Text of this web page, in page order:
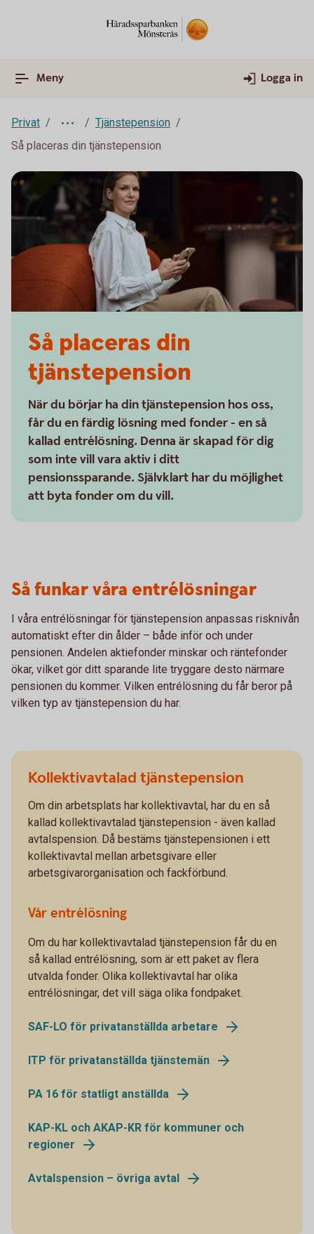
Meny Logga in
Privat
Tjänstepension
Så placeras din tjänstepension
Så placeras din
tjänstepension
När du börjar ha din tjänstepension hos oss,
får du en färdig lösning med fonder - en så
kallad entrélösning. Denna är skapad för dig
som inte vill vara aktiv i ditt
pensionssparande. Självklart har du möjlighet
att byta fonder om du vill.
Så funkar våra entrélösningar
I våra entrélösningar för tjänstepension anpassas risknivån
automatiskt efter din ålder – både inför och under
pensionen. Andelen aktiefonder minskar och räntefonder
ökar, vilket gör ditt sparande lite tryggare desto närmare
pensionen du kommer. Vilken entrélösning du får beror på
vilken typ av tjänstepension du har.
Kollektivavtalad tjänstepension
Om din arbetsplats har kollektivavtal, har du en så
kallad kollektivavtalad tjänstepension - även kallad
avtalspension. Då bestäms tjänstepensionen i ett
kollektivavtal mellan arbetsgivare eller
arbetsgivarorganisation och fackförbund.
Vår entrélösning
Om du har kollektivavtalad tjänstepension får du en
så kallad entrélösning, som är ett paket av flera
utvalda fonder. Olika kollektivavtal har olika
entrélösningar, det vill säga olika fondpaket.
SAF-LO för privatanställda arbetare
ITP för privatanställda tjänstemän
PA 16 för statligt anställda
KAP-KL och AKAP-KR för kommuner och
regioner
Avtalspension – övriga avtal